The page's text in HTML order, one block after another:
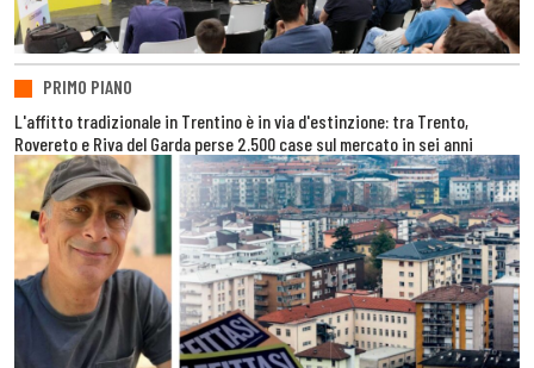
PRIMO PIANO
L'affitto tradizionale in Trentino è in via d'estinzione: tra Trento,
Rovereto e Riva del Garda perse 2.500 case sul mercato in sei anni